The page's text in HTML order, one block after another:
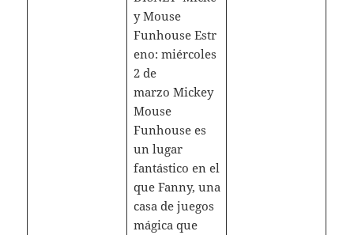
y Mouse
Funhouse Estr
eno: miércoles
2 de
marzo Mickey
Mouse
Funhouse es
un lugar
fantástico en el
que Fanny, una
casa de juegos
mágica que